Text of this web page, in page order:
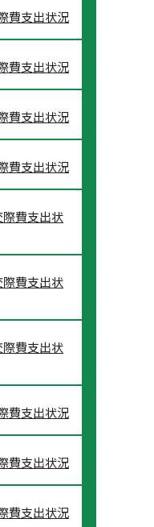
費支出状況
費支出状況
費支出状況
費支出状況
費支出状
費支出状
費支出状
費支出状況
費支出状況
費支出状況